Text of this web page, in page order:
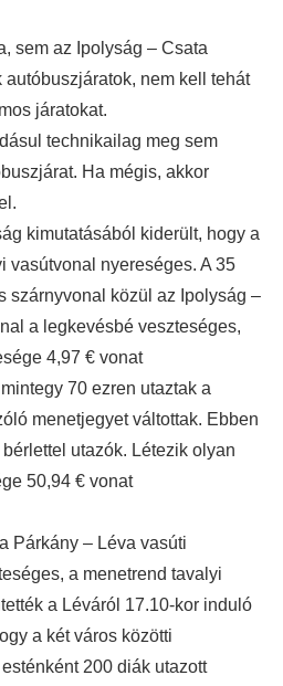
sem az Ipolyság – Csata
nem kell tehát
járatokat.
technikailag meg sem
Ha mégis, akkor
kimutatásából kiderült, hogy a
vasútvonal nyereséges. A 35
szárnyvonal közül az Ipolyság –
a legkevésbé veszteséges,
4,97 € vonat
70 ezren utaztak a
menetjegyet váltottak. Ebben
utazók. Létezik olyan
50,94 € vonat
Párkány – Léva vasúti
a menetrend tavalyi
a Léváról 17.10-kor induló
a két város közötti
200 diák utazott